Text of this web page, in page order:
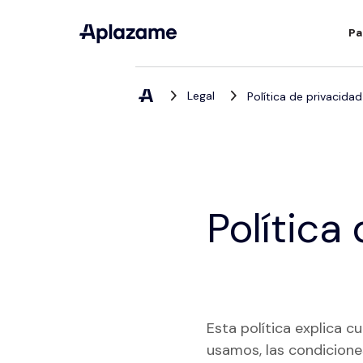
Legal Política de privacidad
Política
Esta política explica
usamos, las